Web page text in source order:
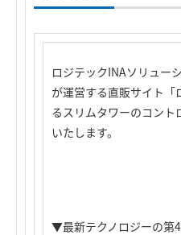
ロジテックINAソリュー
が運営する直販サイト
るスリムタワーのコン
いたします。
▼最新テクノロジーの第